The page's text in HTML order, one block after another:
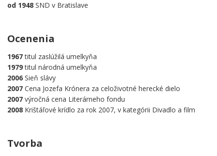
od 1948 SND v Bratislave
Ocenenia
1967titul zaslúžilá umelkyňa
1979titul národná umelkyňa
2006 Sieň slávy
2007 Cena Jozefa Krónera za celoživotné herecké dielo
2007 výročná cena Literárneho fondu
2008 Krištáľové krídlo za rok 2007, v kategórii Divadlo a film
Tvorba